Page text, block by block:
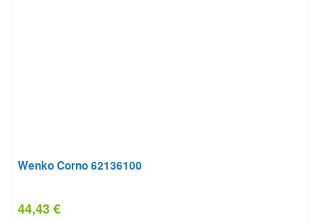
Wenko Corno 62136100
44,43 €